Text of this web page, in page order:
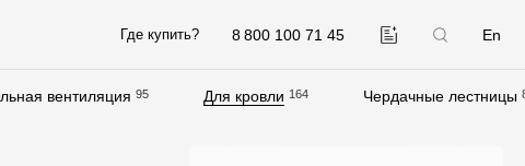
8 800 100 71 45 En
Где купить?
вентиляция 95 Для кровли 164 Чердачные лестницы